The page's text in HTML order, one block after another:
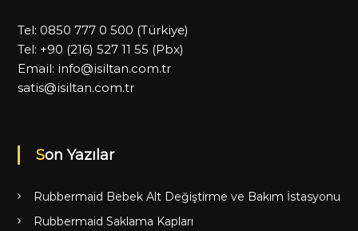
Tel: 0850 777 0 500 (Türkiye)
Tel: +90 (216) 527 11 55 (Pbx)
Email: info@isiltan.com.tr
satis@isiltan.com.tr
Son Yazılar
Rubbermaid Bebek Alt Değiştirme ve Bakım İstasyonu
Rubbermaid Saklama Kapları